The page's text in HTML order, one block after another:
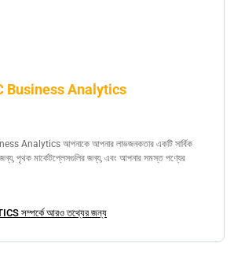
Business Analytics
Analytics আপনাকে আপনার লাভজনকতার একটি সার্বিক
পৃথক মার্কেটপ্লেসগুলির জন্য, এবং আপনার সমস্ত পণ্যের
সম্পর্কে আরও তথ্যের জন্য